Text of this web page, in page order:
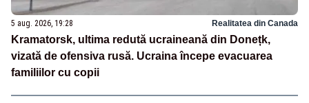
5 aug. 2026, 19:28 Realitatea din Canada
Kramatorsk, ultima redută ucraineană din Donețk,
vizată de ofensiva rusă. Ucraina începe evacuarea
familiilor cu copii